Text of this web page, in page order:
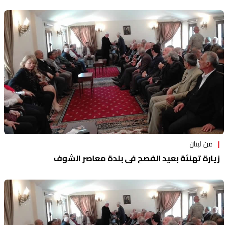
من لبنان
زيارة تهنئة بعيد الفصح في بلدة معاصر الشوف